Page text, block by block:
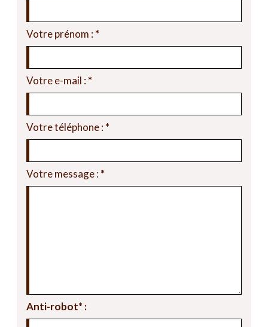
Votre prénom : *
Votre e-mail : *
Votre téléphone : *
Votre message : *
Anti-robot* :